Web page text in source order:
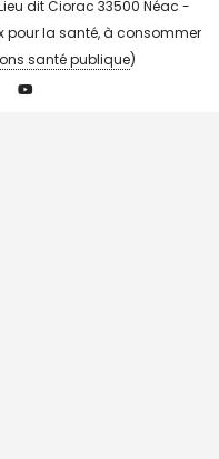
dit Ciorac 33500 Néac -
pour la santé, à consommer
santé publique)
InstagramYouTube